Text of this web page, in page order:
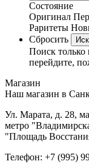
Состояние
Оригинал
Раритеты
Сбросить
Поиск только
перейдите,
Магазин
Наш магазин в
Ул. Марата, д. 28,
метро
"Площадь
Телефон: +7 (995)